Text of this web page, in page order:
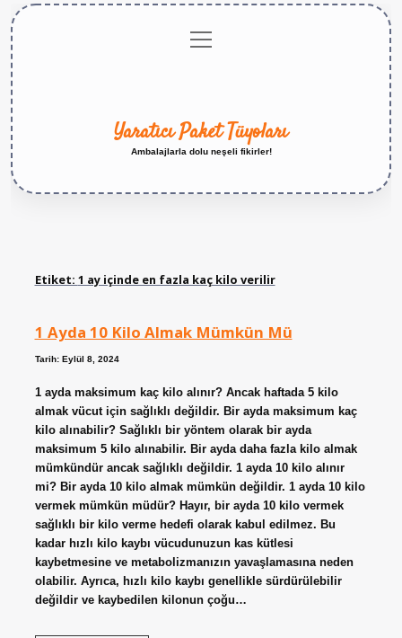
menüyü
aç
Yaratıcı Paket Tüyoları
Ambalajlarla dolu neşeli fikirler!
Etiket: 1 ay içinde en fazla kaç kilo verilir
1 Ayda 10 Kilo Almak Mümkün Mü
Tarih: Eylül 8, 2024
1 ayda maksimum kaç kilo alınır? Ancak haftada 5 kilo
almak vücut için sağlıklı değildir. Bir ayda maksimum kaç
kilo alınabilir? Sağlıklı bir yöntem olarak bir ayda
maksimum 5 kilo alınabilir. Bir ayda daha fazla kilo almak
mümkündür ancak sağlıklı değildir. 1 ayda 10 kilo alınır
mi? Bir ayda 10 kilo almak mümkün değildir. 1 ayda 10 kilo
vermek mümkün müdür? Hayır, bir ayda 10 kilo vermek
sağlıklı bir kilo verme hedefi olarak kabul edilmez. Bu
kadar hızlı kilo kaybı vücudunuzun kas kütlesi
kaybetmesine ve metabolizmanızın yavaşlamasına neden
olabilir. Ayrıca, hızlı kilo kaybı genellikle sürdürülebilir
değildir ve kaybedilen kilonun çoğu…